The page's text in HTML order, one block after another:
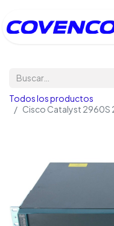
Todos los productos
Cisco Catalyst 2960S